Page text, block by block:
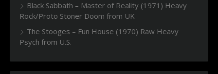
Black Sabbath – Master of Reality (1971) Heavy
Rock/Proto Stoner Doom from UK
The Stooges – Fun House (1970) Raw Heavy
Psych from U.S.